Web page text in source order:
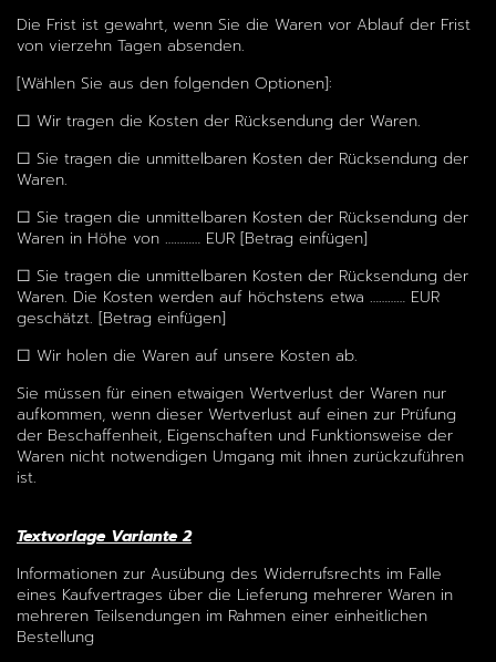
Die Frist ist gewahrt, wenn Sie die Waren vor Ablauf der Frist
von vierzehn Tagen absenden.
[Wählen Sie aus den folgenden Optionen]:
☐ Wir tragen die Kosten der Rücksendung der Waren.
☐ Sie tragen die unmittelbaren Kosten der Rücksendung der
Waren.
☐ Sie tragen die unmittelbaren Kosten der Rücksendung der
Waren in Höhe von ………… EUR [Betrag einfügen]
☐ Sie tragen die unmittelbaren Kosten der Rücksendung der
Waren. Die Kosten werden auf höchstens etwa ………… EUR
geschätzt. [Betrag einfügen]
☐ Wir holen die Waren auf unsere Kosten ab.
Sie müssen für einen etwaigen Wertverlust der Waren nur
aufkommen, wenn dieser Wertverlust auf einen zur Prüfung
der Beschaffenheit, Eigenschaften und Funktionsweise der
Waren nicht notwendigen Umgang mit ihnen zurückzuführen
ist.
Textvorlage Variante 2
Informationen zur Ausübung des Widerrufsrechts im Falle
eines Kaufvertrages über die Lieferung mehrerer Waren in
mehreren Teilsendungen im Rahmen einer einheitlichen
Bestellung